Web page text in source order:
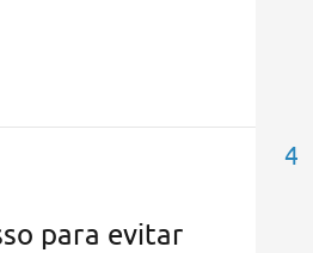
para evitar
4